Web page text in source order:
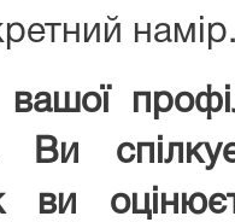
вашої
Ви
ви